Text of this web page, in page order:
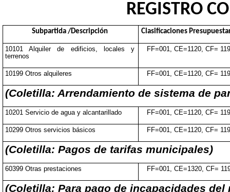
REGISTRO
Subpartida /Descripción Clasificaciones
10101 Alquiler de edificios, locales y
terrenos
FF=001, CE=1120, CF=
10199 Otros alquileres FF=001, CE=1120, CF=
(Coletilla: Arrendamiento de sistema de
10201 Servicio de agua y alcantarillado FF=001, CE=1120, CF=
10299 Otros servicios básicos FF=001, CE=1120, CF=
(Coletilla: Pagos de tarifas municipales)
60399 Otras prestaciones FF=001, CE=1320, CF=
(Coletilla: Para pago de incapacidades del